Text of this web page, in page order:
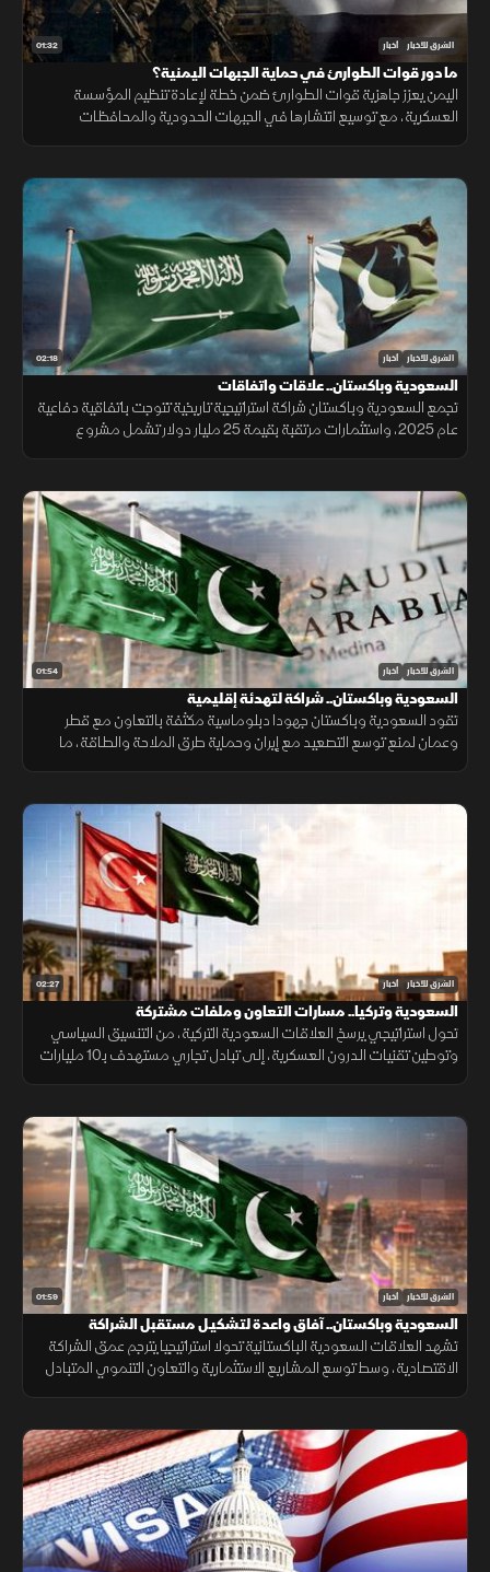
01:32 الشرق للأخبار أخبار
ما دور قوات الطوارئ في حماية الجبهات اليمنية؟
اليمن يعزز جاهزية قوات الطوارئ ضمن خطة لإعادة تنظيم المؤسسة
العسكرية، مع توسيع انتشارها في الجبهات الحدودية والمحافظات
02:18 الشرق للأخبار أخبار
السعودية وباكستان.. علاقات واتفاقات
تجمع السعودية وباكستان شراكة استراتيجية تاريخية تتوجت باتفاقية دفاعية
عام 2025، واستثمارات مرتقبة بقيمة 25 مليار دولار تشمل مشروع
01:54 الشرق للأخبار أخبار
السعودية وباكستان.. شراكة لتهدئة إقليمية
تقود السعودية وباكستان جهودا دبلوماسية مكثفة بالتعاون مع قطر
وعمان لمنع توسع التصعيد مع إيران وحماية طرق الملاحة والطاقة، ما
02:27 الشرق للأخبار أخبار
السعودية وتركيا.. مسارات التعاون وملفات مشتركة
تحول استراتيجي يرسخ العلاقات السعودية التركية، من التنسيق السياسي
وتوطين تقنيات الدرون العسكرية، إلى تبادل تجاري مستهدف بـ10 مليارات
01:59 الشرق للأخبار أخبار
السعودية وباكستان.. آفاق واعدة لتشكيـل مستقبل الشراكة
الاقتصادية
تشهد العلاقات السعودية الباكستانية تحولا استراتيجيا يترجم عمق الشراكة
الاقتصادية، وسط توسع المشاريع الاستثمارية والتعاون التنموي المتبادل